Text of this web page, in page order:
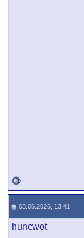
03.06.2026, 13:41
huncwot